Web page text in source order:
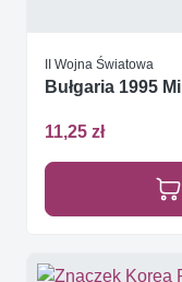
II Wojna Światowa
Bułgaria 1995
11,25 zł